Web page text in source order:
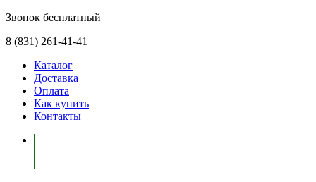
Звонок бесплатный
8 (831) 261-41-41
Каталог
Доставка
Оплата
Как купить
Контакты